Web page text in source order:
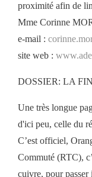
proximité afin de
Mme Corinne
e-mail :
site web :
DOSSIER: LA
Une très longue
d'ici peu, celle du
C’est officiel,
Commuté (RTC),
cuivre, pour